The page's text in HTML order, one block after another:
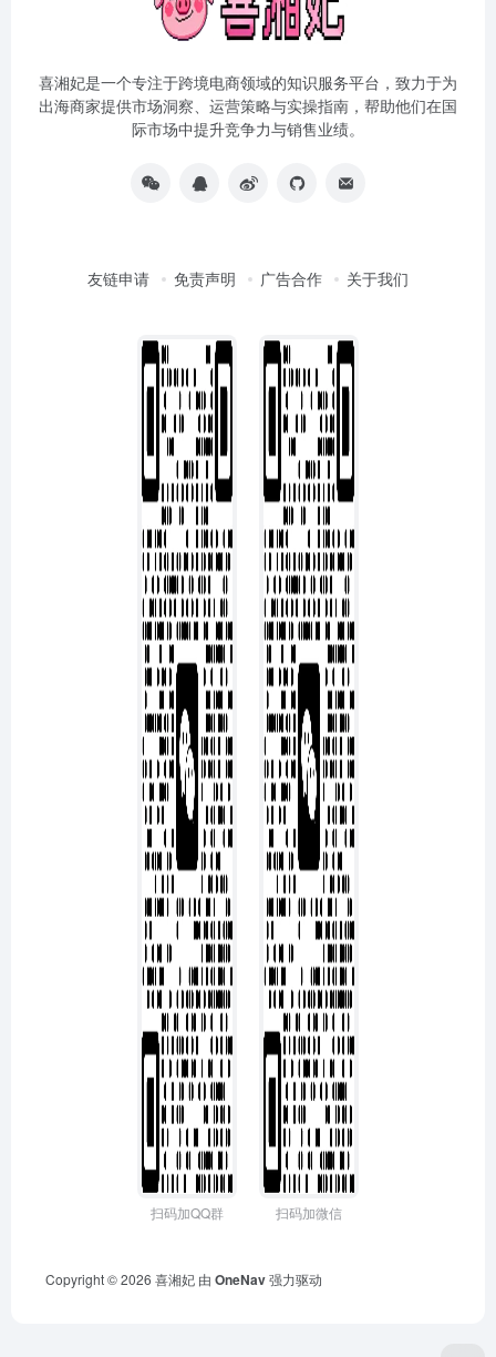
喜湘妃是一个专注于跨境电商领域的知识服务平台，致力于为
出海商家提供市场洞察、运营策略与实操指南，帮助他们在国
际市场中提升竞争力与销售业绩。
友链申请 免责声明 广告合作 关于我们
扫码加QQ群 扫码加微信
Copyright © 2026 喜湘妃 由 OneNav强力驱动